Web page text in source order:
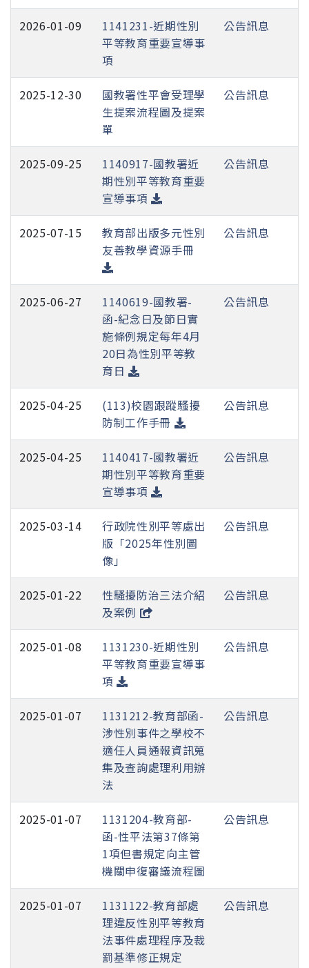
2026-01-09
1141231-近期性別
平等教育重要宣導事
項
公告訊息
2025-12-30
國教署性平會受理學
生提案流程圖及提案
單
公告訊息
2025-09-25
1140917-國教署近
期性別平等教育重要
宣導事項
公告訊息
2025-07-15
教育部出版多元性別
友善教學資源手冊
公告訊息
2025-06-27
1140619-國教署-
函-紀念日及節日實
施條例規定每年4月
20日為性別平等教
育日
公告訊息
2025-04-25
(113)校園跟蹤騷擾
防制工作手冊
公告訊息
2025-04-25
1140417-國教署近
期性別平等教育重要
宣導事項
公告訊息
2025-03-14
行政院性別平等處出
版「2025年性別圖
像」
公告訊息
2025-01-22
性騷擾防治三法介紹
及案例
公告訊息
2025-01-08
1131230-近期性別
平等教育重要宣導事
項
公告訊息
2025-01-07
1131212-教育部函-
涉性別事件之學校不
適任人員通報資訊蒐
集及查詢處理利用辦
法
公告訊息
2025-01-07
1131204-教育部-
函-性平法第37條第
1項但書規定向主管
機關申復審議流程圖
公告訊息
2025-01-07
1131122-教育部處
理違反性別平等教育
法事件處理程序及裁
罰基準修正規定
公告訊息